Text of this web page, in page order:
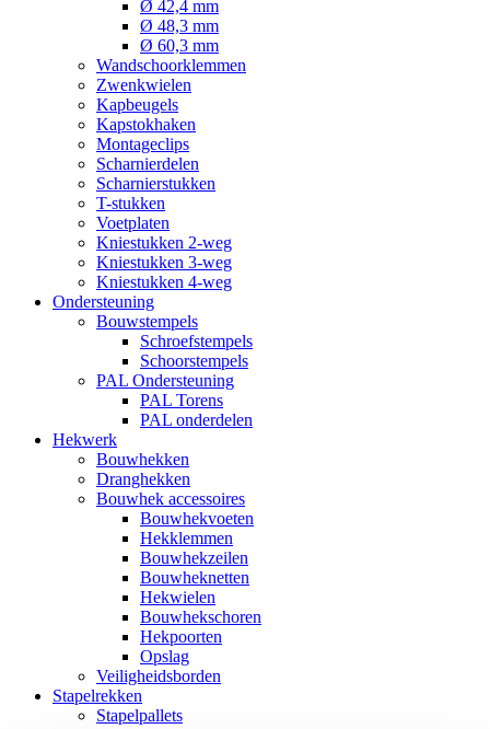
Ø 42,4 mm
Ø 48,3 mm
Ø 60,3 mm
Wandschoorklemmen
Zwenkwielen
Kapbeugels
Kapstokhaken
Montageclips
Scharnierdelen
Scharnierstukken
T-stukken
Voetplaten
Kniestukken 2-weg
Kniestukken 3-weg
Kniestukken 4-weg
Ondersteuning
Bouwstempels
Schroefstempels
Schoorstempels
PAL Ondersteuning
PAL Torens
PAL onderdelen
Hekwerk
Bouwhekken
Dranghekken
Bouwhek accessoires
Bouwhekvoeten
Hekklemmen
Bouwhekzeilen
Bouwheknetten
Hekwielen
Bouwhekschoren
Hekpoorten
Opslag
Veiligheidsborden
Stapelrekken
Stapelpallets